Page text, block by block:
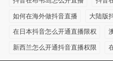
如何在海外做抖音直播 大陆版
在日本抖音怎么开通直播限权
新西兰怎么开通抖音直播权限